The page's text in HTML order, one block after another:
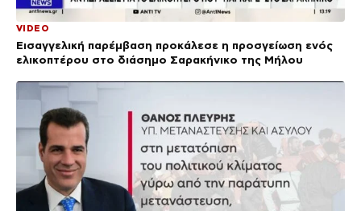
VIDEO
Εισαγγελική παρέμβαση προκάλεσε η προσγείωση ενός
ελικοπτέρου στο διάσημο Σαρακήνικο της Μήλου